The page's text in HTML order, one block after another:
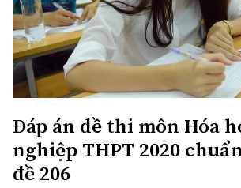
Đáp án đề thi môn Hóa
nghiệp THPT 2020
đề 206